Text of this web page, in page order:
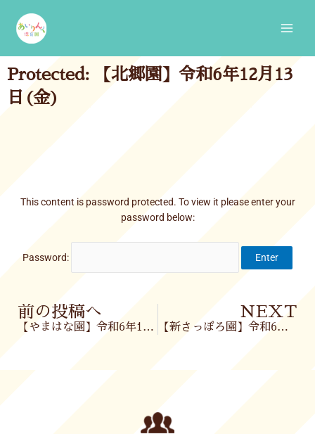
content
Protected: 【北郷園】令和6年12月13
日(金)
This content is password protected. To view it please enter your
password below:
Password:
Prev
前の投稿へ
【やまはな園】令和6年12月13日(金)
NEXT
【新さっぽろ園】令和6年12月16日(月)